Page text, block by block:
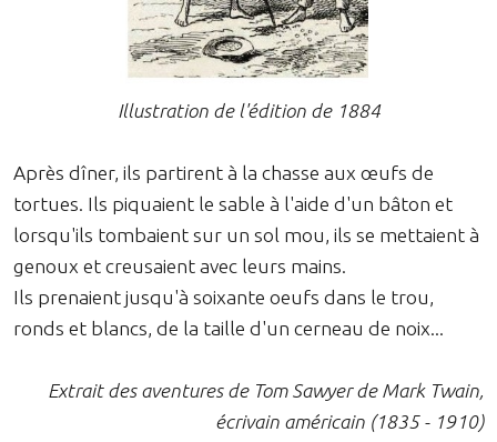
Illustration de l'édition de 1884
Après dîner, ils partirent à la chasse aux œufs de
tortues. Ils piquaient le sable à l'aide d'un bâton et
lorsqu'ils tombaient sur un sol mou, ils se mettaient à
genoux et creusaient avec leurs mains.
Ils prenaient jusqu'à soixante oeufs dans le trou,
ronds et blancs, de la taille d'un cerneau de noix...
Extrait des aventures de Tom Sawyer de Mark Twain,
écrivain américain (1835 - 1910)